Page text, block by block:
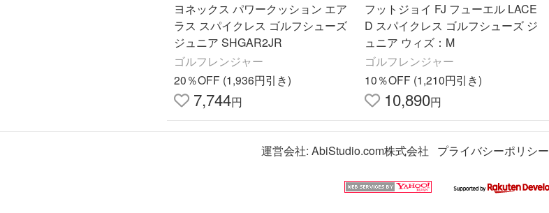
ヨネックス パワークッション エア
ラス スパイクレス ゴルフシューズ
ジュニア SHGAR2JR
ゴルフレンジャー
20％OFF (1,936円引き)
7,744円
フットジョイ FJ フューエル LACE
D スパイクレス ゴルフシューズ ジ
ュニア ウィズ：M
ゴルフレンジャー
10％OFF (1,210円引き)
10,890円
運営会社: AbiStudio.com株式会社 プライバシーポリシー